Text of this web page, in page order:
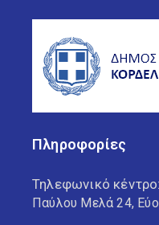
Πληροφορίες
Τηλεφωνικό κέντρο:
Παύλου Μελά 24,